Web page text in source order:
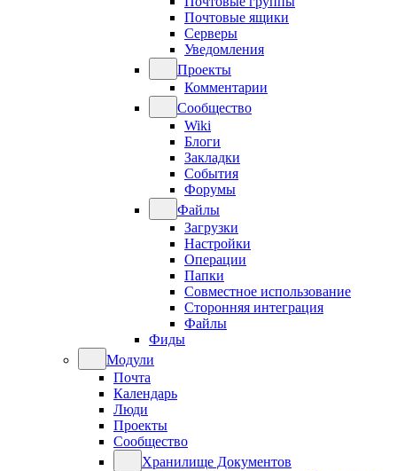
Почтовые ящики
Серверы
Уведомления
Проекты
Комментарии
Сообщество
Wiki
Блоги
Закладки
События
Форумы
Файлы
Загрузки
Настройки
Операции
Папки
Совместное использование
Сторонняя интеграция
Файлы
Фиды
Модули
Почта
Календарь
Люди
Проекты
Сообщество
Хранилище Документов